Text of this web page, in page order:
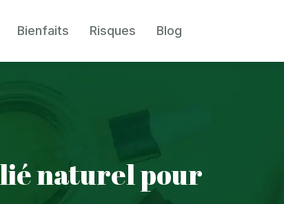
Bienfaits Risques Blog
naturel pour